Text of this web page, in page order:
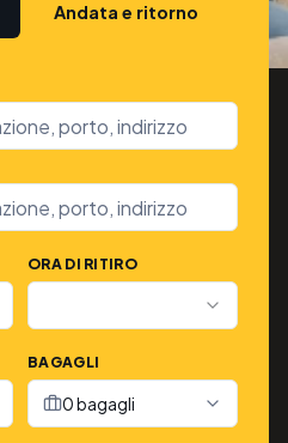
Andata e ritorno
ORA DI RITIRO
BAGAGLI
0 bagagli